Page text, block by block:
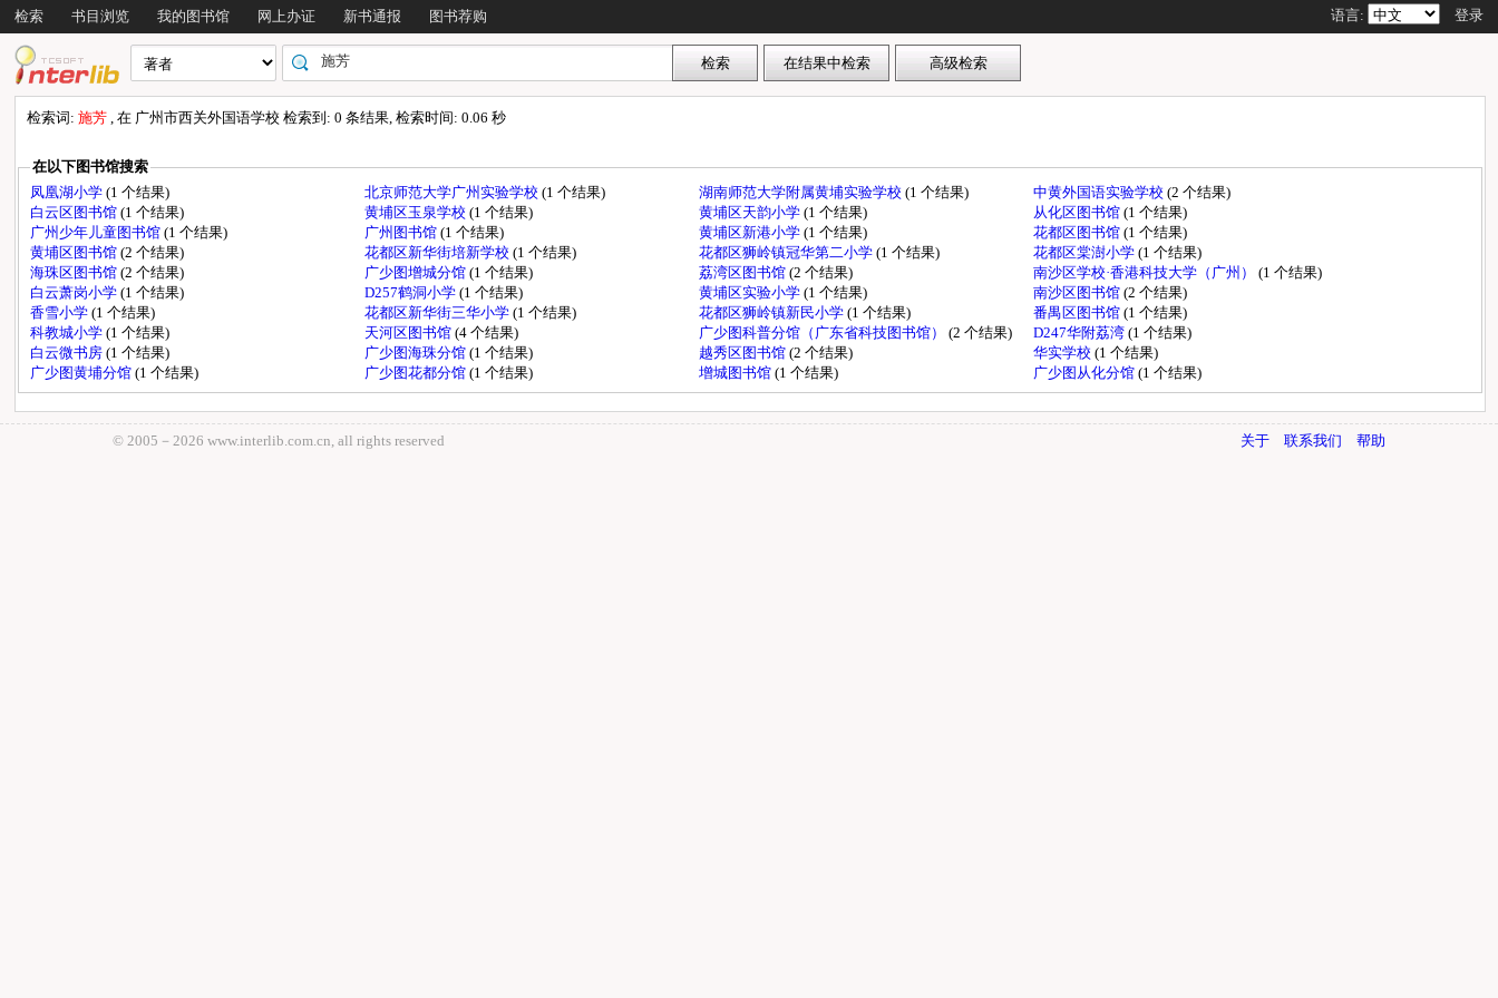
检索 书目浏览 我的图书馆 网上办证 新书通报 图书荐购 语言: 登录
检索词:施芳, 在 广州市西关外国语学校 检索到: 0 条结果, 检索时间: 0.06 秒
在以下图书馆搜索
凤凰湖小学(1 个结果) 北京师范大学广州实验学校(1 个结果) 湖南师范大学附属黄埔实验学校(1 个结果) 中黄外国语实验学校(2 个结果)
白云区图书馆(1 个结果) 黄埔区玉泉学校(1 个结果) 黄埔区天韵小学(1 个结果) 从化区图书馆(1 个结果)
广州少年儿童图书馆(1 个结果) 广州图书馆(1 个结果) 黄埔区新港小学(1 个结果) 花都区图书馆(1 个结果)
黄埔区图书馆(2 个结果) 花都区新华街培新学校(1 个结果) 花都区狮岭镇冠华第二小学(1 个结果) 花都区棠澍小学(1 个结果)
海珠区图书馆(2 个结果) 广少图增城分馆(1 个结果) 荔湾区图书馆(2 个结果) 南沙区学校·香港科技大学（广州）(1 个结果)
白云萧岗小学(1 个结果) D257鹤洞小学(1 个结果) 黄埔区实验小学(1 个结果) 南沙区图书馆(2 个结果)
香雪小学(1 个结果) 花都区新华街三华小学(1 个结果) 花都区狮岭镇新民小学(1 个结果) 番禺区图书馆(1 个结果)
科教城小学(1 个结果) 天河区图书馆(4 个结果) 广少图科普分馆（广东省科技图书馆）(2 个结果) D247华附荔湾(1 个结果)
白云微书房(1 个结果) 广少图海珠分馆(1 个结果) 越秀区图书馆(2 个结果) 华实学校(1 个结果)
广少图黄埔分馆(1 个结果) 广少图花都分馆(1 个结果) 增城图书馆(1 个结果) 广少图从化分馆(1 个结果)
© 2005－ 2026 www.interlib.com.cn, all rights reserved 关于 联系我们 帮助